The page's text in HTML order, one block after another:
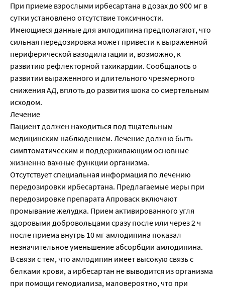
При приеме взрослыми ирбесартана в дозах до 900 мг в
сутки установлено отсутствие токсичности.
Имеющиеся данные для амлодипина предполагают, что
сильная передозировка может привести к выраженной
периферической вазодилатации и, возможно, к
развитию рефлекторной тахикардии. Сообщалось о
развитии выраженного и длительного чрезмерного
снижения АД, вплоть до развития шока со смертельным
исходом.
Лечение
Пациент должен находиться под тщательным
медицинским наблюдением. Лечение должно быть
симптоматическим и поддерживающим основные
жизненно важные функции организма.
Отсутствует специальная информация по лечению
передозировки ирбесартана. Предлагаемые меры при
передозировке препарата Апроваск включают
промывание желудка. Прием активированного угля
здоровыми добровольцами сразу после или через 2 ч
после приема внутрь 10 мг амлодипина показал
незначительное уменьшение абсорбции амлодипина.
В связи с тем, что амлодипин имеет высокую связь с
белками крови, а ирбесартан не выводится из организма
при помощи гемодиализа, маловероятно, что при